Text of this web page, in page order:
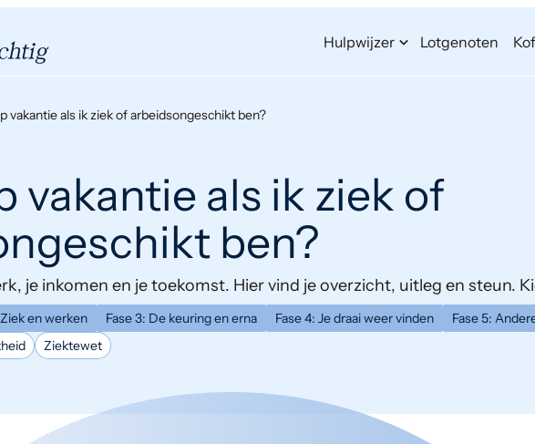
Hulpwijzer Lotgenoten
vakantie als ik ziek of arbeidsongeschikt ben?
vakantie als ik ziek of
ben?
je inkomen en je toekomst. Hier vind je overzicht, uitleg en steun.
en werken Fase 3: De keuring en erna Fase 4: Je draai weer vinden
Fase 5:
Ziektewet